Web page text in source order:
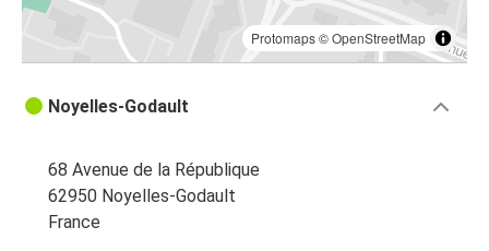
Protomaps©OpenStreetMap
Noyelles-Godault
68 Avenue de la République
62950 Noyelles-Godault
France